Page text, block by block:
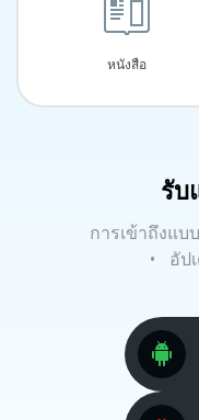
หนังสือ
รับ
การเข้าถึงแบ
อัป